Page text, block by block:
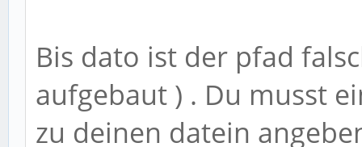
Bis dato ist der pfad
aufgebaut ) . Du musst
zu deinen datein